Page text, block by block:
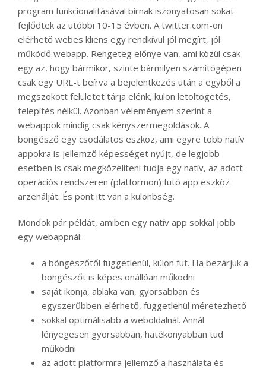
program funkcionalitásával bírnak iszonyatosan sokat
fejlődtek az utóbbi 10-15 évben. A twitter.com-on
elérhető webes kliens egy rendkívül jól megírt, jól
működő webapp. Rengeteg előnye van, ami közül csak
egy az, hogy bármikor, szinte bármilyen számítógépen
csak egy URL-t beírva a bejelentkezés után a egyből a
megszokott felületet tárja elénk, külön letöltögetés,
telepítés nélkül. Azonban véleményem szerint a
webappok mindig csak kényszermegoldások. A
böngésző egy csodálatos eszköz, ami egyre több natív
appokra is jellemző képességet nyújt, de legjobb
esetben is csak megközelíteni tudja egy natív, az adott
operációs rendszeren (platformon) futó app eszköz
arzenálját. És pont itt van a különbség.
Mondok pár példát, amiben egy natív app sokkal jobb
egy webappnál:
a böngészőtől függetlenül, külön fut. Ha bezárjuk a
böngészőt is képes önállóan működni
saját ikonja, ablaka van, gyorsabban és
egyszerűbben elérhető, függetlenül méretezhető
sokkal optimálisabb a weboldalnál. Annál
lényegesen gyorsabban, hatékonyabban tud
működni
az adott platformra jellemző a használata és